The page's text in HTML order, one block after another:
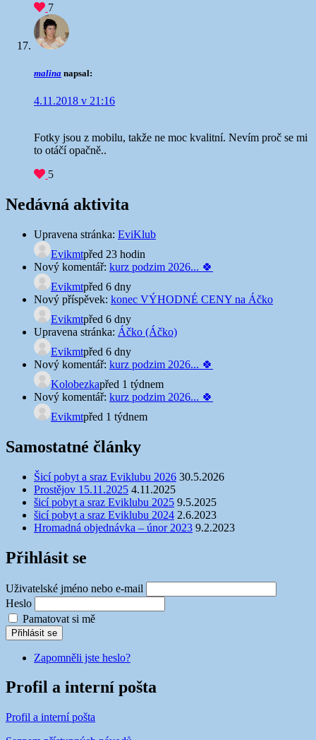
7
malina napsal:
4.11.2018 v 21:16
Fotky jsou z mobilu, takže ne moc kvalitní. Nevím proč se mi
to otáčí opačně..
5
Nedávná aktivita
Upravena stránka: EviKlub
Evikmtpřed 23 hodin
Nový komentář: kurz podzim 2026... 🍀
Evikmtpřed 6 dny
Nový příspěvek: konec VÝHODNÉ CENY na Áčko
Evikmtpřed 6 dny
Upravena stránka: Áčko (Áčko)
Evikmtpřed 6 dny
Nový komentář: kurz podzim 2026... 🍀
Kolobezkapřed 1 týdnem
Nový komentář: kurz podzim 2026... 🍀
Evikmtpřed 1 týdnem
Samostatné články
Šicí pobyt a sraz Eviklubu 2026 30.5.2026
Prostějov 15.11.2025 4.11.2025
šicí pobyt a sraz Eviklubu 2025 9.5.2025
šicí pobyt a sraz Eviklubu 2024 2.6.2023
Hromadná objednávka – únor 2023 9.2.2023
Přihlásit se
Uživatelské jméno nebo e-mail
Heslo
Pamatovat si mě
Přihlásit se
Zapomněli jste heslo?
Profil a interní pošta
Profil a interní pošta